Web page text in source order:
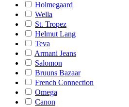
Holmegaard
Wella
St. Tropez
Helmut Lang
Teva
Armani Jeans
Salomon
Bruuns Bazaar
French Connection
Omega
Canon